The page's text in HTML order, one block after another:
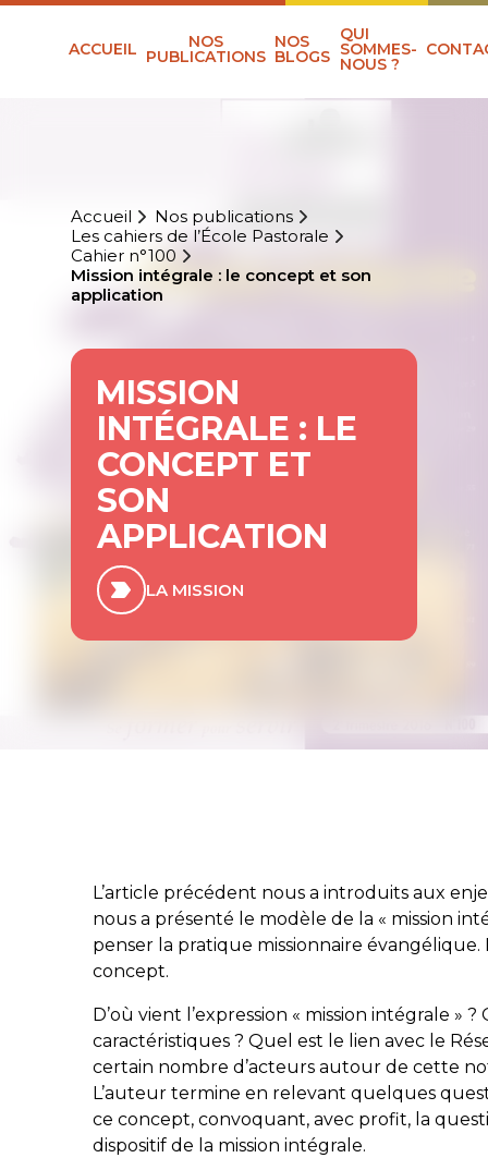
ACCUEIL NOS
PUBLICATIONS
NOS
BLOGS
QUI
SOMMES-
NOUS ?
Accueil
Nos publications
Les cahiers de l’École Pastorale
Cahier n°100
Mission intégrale : le concept et son
application
MISSION
INTÉGRALE : LE
CONCEPT ET
SON
APPLICATION
LA MISSION
L’article précédent nous a introduits aux
nous a présenté le modèle de la « mission
penser la pratique missionnaire
concept.
D’où vient l’expression « mission intégrale »
caractéristiques ? Quel est le lien avec le
certain nombre d’acteurs autour de cette
L’auteur termine en relevant quelques
ce concept, convoquant, avec profit, la
dispositif de la mission intégrale.